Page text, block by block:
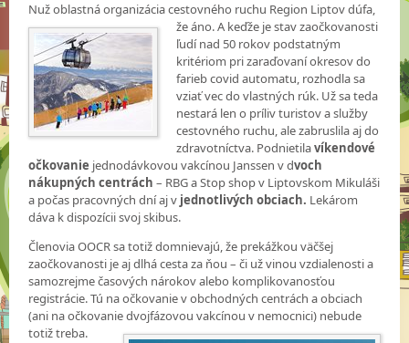
Nuž oblastná organizácia cestovného ruchu Region Liptov dúfa,
že áno. A keďže je stavzaočkovanosti
ľudí nad 50 rokov podstatným
kritériom pri zaraďovaní okresov do
farieb covid automatu, rozhodla sa
vziať vec do vlastných rúk. Už sa teda
nestará len o príliv turistov a služby
cestovného ruchu, ale zabruslila aj do
zdravotníctva. Podnietilavíkendové
očkovanie jednodávkovou vakcínou Janssen v dvoch
nákupných centrách– RBG a Stop shop v Liptovskom Mikuláši
a počas pracovných dní aj v jednotlivých obciach. Lekárom
dáva k dispozícii svoj skibus.
Členovia OOCR sa totiž domnievajú, že prekážkou väčšej
zaočkovanosti je aj dlhá cesta za ňou – či už vinou vzdialenosti a
samozrejme časových nárokov alebo komplikovanosťou
registrácie. Tú na očkovanie v obchodných centrách a obciach
(ani na očkovanie dvojfázovou vakcínou v nemocnici) nebude
totiž treba.